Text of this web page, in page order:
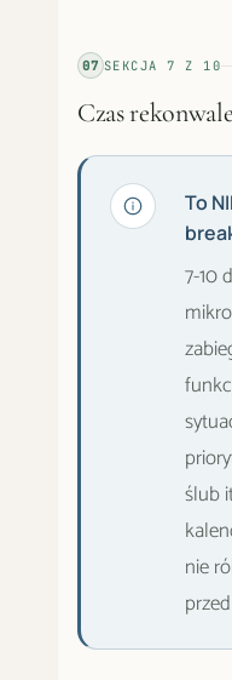
07 SEKCJA7 Z 10
Czas
To
7-10
ślub
nie